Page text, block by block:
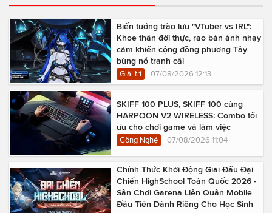
Biến tướng trào lưu "VTuber vs IRL":
Khoe thân đời thực, rao bán ảnh nhạy
cảm khiến cộng đồng phương Tây
bùng nổ tranh cãi
Giải trí 07/08/2026 12:13
SKIFF 100 PLUS, SKIFF 100 cùng
HARPOON V2 WIRELESS: Combo tối
ưu cho chơi game và làm việc
Công Nghệ 07/08/2026 11:04
Chính Thức Khởi Động Giải Đấu Đại
Chiến HighSchool Toàn Quốc 2026 -
Sân Chơi Garena Liên Quân Mobile
Đầu Tiên Dành Riêng Cho Học Sinh